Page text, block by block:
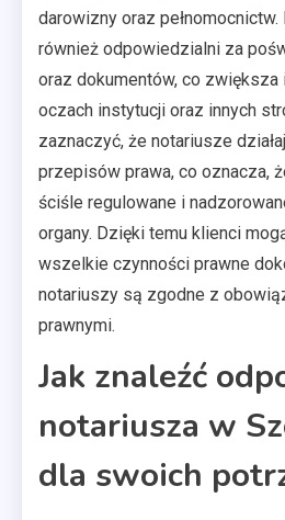
darowizny oraz
również odpowiedzialni za
oraz dokumentów, co zwiększa
oczach instytucji oraz innych
zaznaczyć, że notariusze
przepisów prawa, co oznacza,
ściśle regulowane i
organy. Dzięki temu klienci
wszelkie czynności prawne
notariuszy są zgodne z
prawnymi.
Jak znaleźć
notariusza w
dla swoich